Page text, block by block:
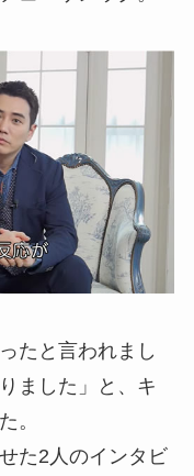
たと言われまし
ました」と、キ
。
た2人のインタビ